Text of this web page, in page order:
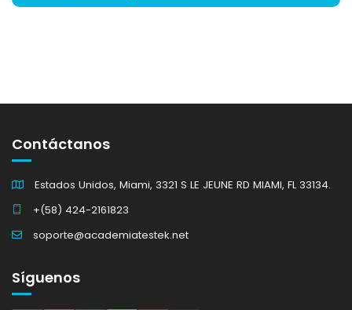
Contáctanos
Estados Unidos, Miami, 3321 S LE JEUNE RD MIAMI, FL 33134.
+(58) 424-2161823
soporte@academiatestek.net
Síguenos